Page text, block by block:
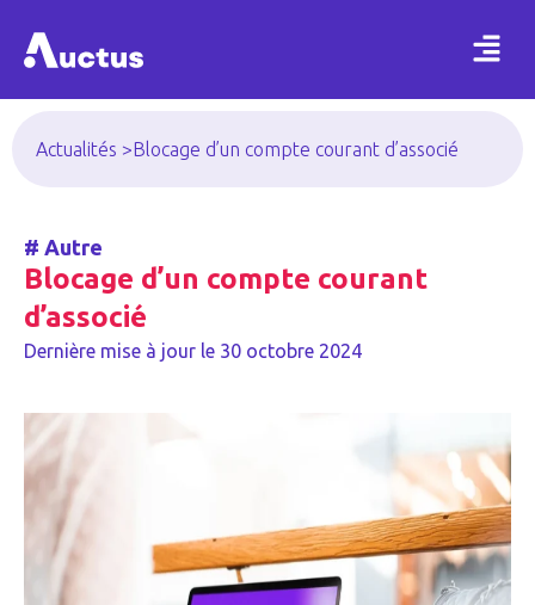
Actualités >Blocage d’un compte courant d’associé
# Autre
Blocage d’un compte courant
d’associé
Dernière mise à jour le 30 octobre 2024